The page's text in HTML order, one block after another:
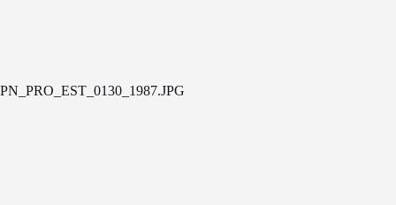
PN_PRO_EST_0130_1987.JPG